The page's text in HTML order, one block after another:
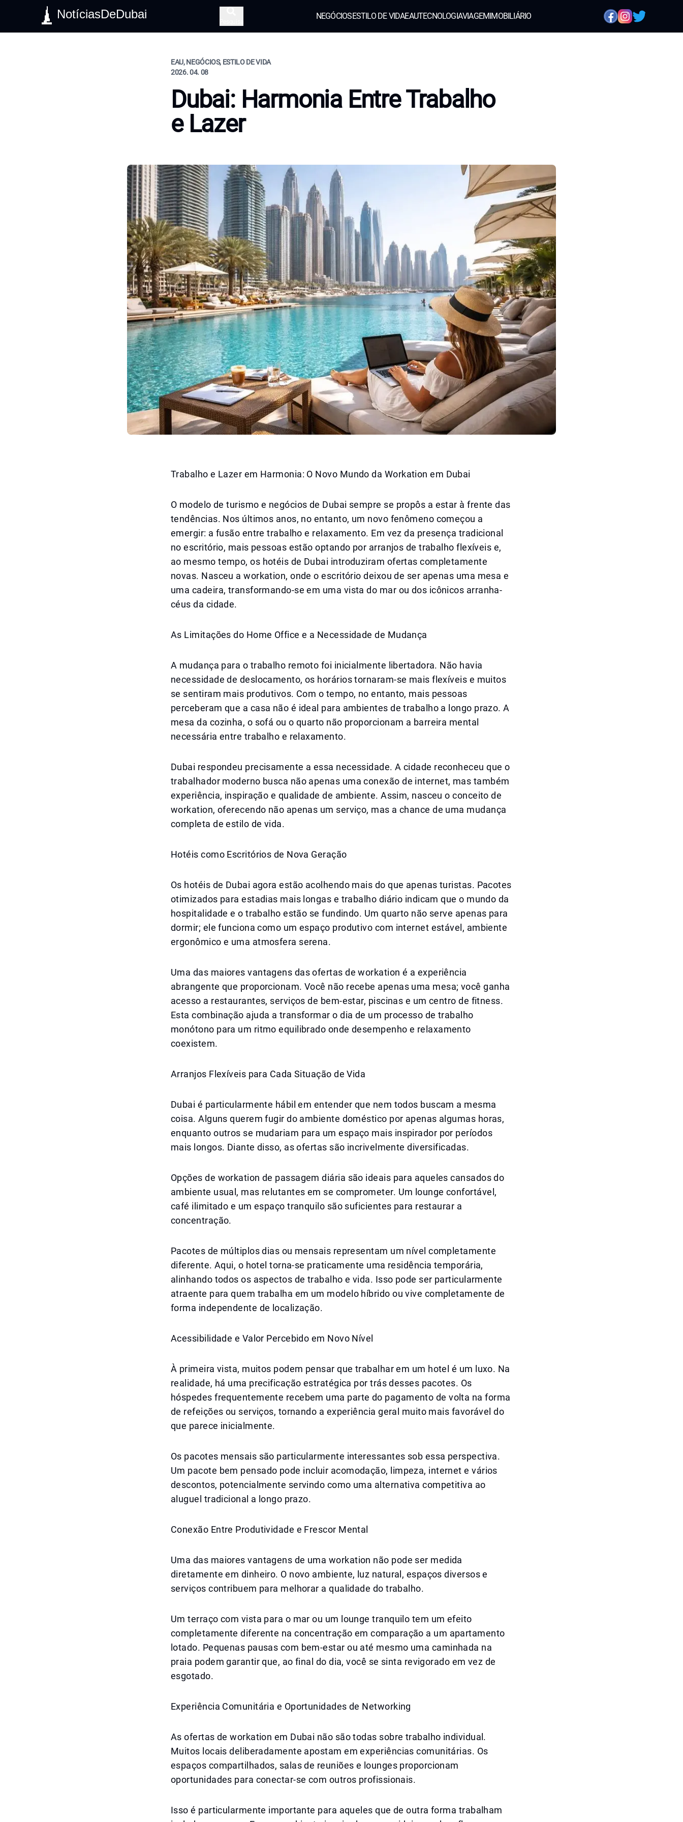
NotíciasDeDubai NEGÓCIOSESTILO DE VIDAEAUTECNOLOGIAVIAGEMIMOBILIÁRIO
EAU, NEGÓCIOS, ESTILO DE VIDA
2026. 04. 08
Dubai: Harmonia Entre Trabalho
e Lazer
Trabalho e Lazer em Harmonia: O Novo Mundo da Workation em Dubai
O modelo de turismo e negócios de Dubai sempre se propôs a estar à frente das
tendências. Nos últimos anos, no entanto, um novo fenômeno começou a
emergir: a fusão entre trabalho e relaxamento. Em vez da presença tradicional
no escritório, mais pessoas estão optando por arranjos de trabalho flexíveis e,
ao mesmo tempo, os hotéis de Dubai introduziram ofertas completamente
novas. Nasceu a workation, onde o escritório deixou de ser apenas uma mesa e
uma cadeira, transformando-se em uma vista do mar ou dos icônicos arranha-
céus da cidade.
As Limitações do Home Office e a Necessidade de Mudança
A mudança para o trabalho remoto foi inicialmente libertadora. Não havia
necessidade de deslocamento, os horários tornaram-se mais flexíveis e muitos
se sentiram mais produtivos. Com o tempo, no entanto, mais pessoas
perceberam que a casa não é ideal para ambientes de trabalho a longo prazo. A
mesa da cozinha, o sofá ou o quarto não proporcionam a barreira mental
necessária entre trabalho e relaxamento.
Dubai respondeu precisamente a essa necessidade. A cidade reconheceu que o
trabalhador moderno busca não apenas uma conexão de internet, mas também
experiência, inspiração e qualidade de ambiente. Assim, nasceu o conceito de
workation, oferecendo não apenas um serviço, mas a chance de uma mudança
completa de estilo de vida.
Hotéis como Escritórios de Nova Geração
Os hotéis de Dubai agora estão acolhendo mais do que apenas turistas. Pacotes
otimizados para estadias mais longas e trabalho diário indicam que o mundo da
hospitalidade e o trabalho estão se fundindo. Um quarto não serve apenas para
dormir; ele funciona como um espaço produtivo com internet estável, ambiente
ergonômico e uma atmosfera serena.
Uma das maiores vantagens das ofertas de workation é a experiência
abrangente que proporcionam. Você não recebe apenas uma mesa; você ganha
acesso a restaurantes, serviços de bem-estar, piscinas e um centro de fitness.
Esta combinação ajuda a transformar o dia de um processo de trabalho
monótono para um ritmo equilibrado onde desempenho e relaxamento
coexistem.
Arranjos Flexíveis para Cada Situação de Vida
Dubai é particularmente hábil em entender que nem todos buscam a mesma
coisa. Alguns querem fugir do ambiente doméstico por apenas algumas horas,
enquanto outros se mudariam para um espaço mais inspirador por períodos
mais longos. Diante disso, as ofertas são incrivelmente diversificadas.
Opções de workation de passagem diária são ideais para aqueles cansados do
ambiente usual, mas relutantes em se comprometer. Um lounge confortável,
café ilimitado e um espaço tranquilo são suficientes para restaurar a
concentração.
Pacotes de múltiplos dias ou mensais representam um nível completamente
diferente. Aqui, o hotel torna-se praticamente uma residência temporária,
alinhando todos os aspectos de trabalho e vida. Isso pode ser particularmente
atraente para quem trabalha em um modelo híbrido ou vive completamente de
forma independente de localização.
Acessibilidade e Valor Percebido em Novo Nível
À primeira vista, muitos podem pensar que trabalhar em um hotel é um luxo. Na
realidade, há uma precificação estratégica por trás desses pacotes. Os
hóspedes frequentemente recebem uma parte do pagamento de volta na forma
de refeições ou serviços, tornando a experiência geral muito mais favorável do
que parece inicialmente.
Os pacotes mensais são particularmente interessantes sob essa perspectiva.
Um pacote bem pensado pode incluir acomodação, limpeza, internet e vários
descontos, potencialmente servindo como uma alternativa competitiva ao
aluguel tradicional a longo prazo.
Conexão Entre Produtividade e Frescor Mental
Uma das maiores vantagens de uma workation não pode ser medida
diretamente em dinheiro. O novo ambiente, luz natural, espaços diversos e
serviços contribuem para melhorar a qualidade do trabalho.
Um terraço com vista para o mar ou um lounge tranquilo tem um efeito
completamente diferente na concentração em comparação a um apartamento
lotado. Pequenas pausas com bem-estar ou até mesmo uma caminhada na
praia podem garantir que, ao final do dia, você se sinta revigorado em vez de
esgotado.
Experiência Comunitária e Oportunidades de Networking
As ofertas de workation em Dubai não são todas sobre trabalho individual.
Muitos locais deliberadamente apostam em experiências comunitárias. Os
espaços compartilhados, salas de reuniões e lounges proporcionam
oportunidades para conectar-se com outros profissionais.
Isso é particularmente importante para aqueles que de outra forma trabalham